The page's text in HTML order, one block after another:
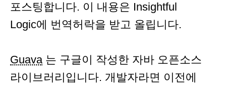
포스팅합니다. 이 내용은 Insightful
Logic에 번역허락을 받고 올립니다.
Guava는 구글이 작성한 자바 오픈소스
라이브러리입니다. 개발자라면 이전에